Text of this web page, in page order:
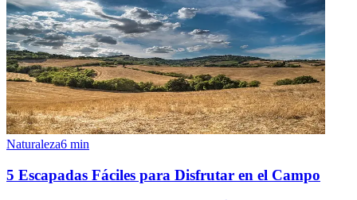
Naturaleza6 min
5 Escapadas Fáciles para Disfrutar en el Campo